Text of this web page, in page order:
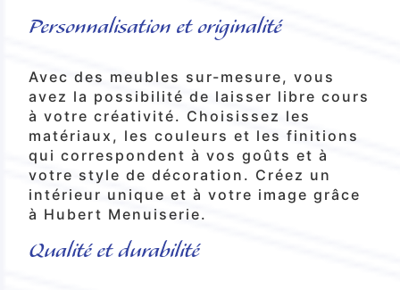
Personnalisation et originalité
Avec des meubles sur-mesure, vous
avez la possibilité de laisser libre cours
à votre créativité. Choisissez les
matériaux, les couleurs et les finitions
qui correspondent à vos goûts et à
votre style de décoration. Créez un
intérieur unique et à votre image grâce
à Hubert Menuiserie.
Qualité et durabilité